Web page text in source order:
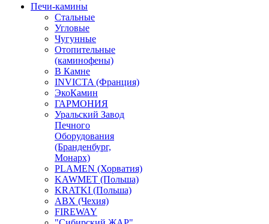
Печи-камины
Стальные
Угловые
Чугунные
Отопительные
(каминофены)
В Камне
INVICTA (Франция)
ЭкоКамин
ГАРМОНИЯ
Уральский Завод
Печного
Оборудования
(Бранденбург,
Монарх)
PLAMEN (Хорватия)
KAWMET (Польша)
KRATKI (Польша)
ABX (Чехия)
FIREWAY